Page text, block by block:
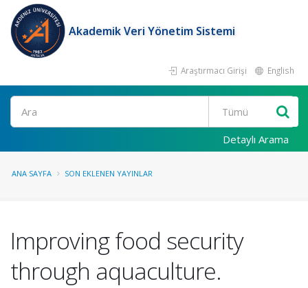
Akademik Veri Yönetim Sistemi
Araştırmacı Girişi English
Ara
Detaylı Arama
ANA SAYFA SON EKLENEN YAYINLAR
Improving food security
through aquaculture.